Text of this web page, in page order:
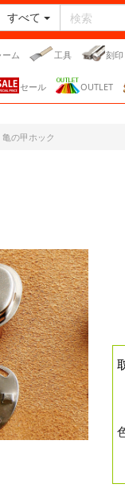
すべて
ーム 工具 刻印
セール OUTLET
亀の甲ホック